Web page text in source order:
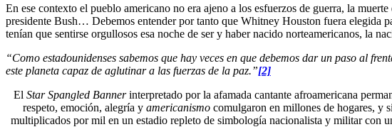
En ese contexto el pueblo americano no era ajeno a los esfuerzos de guerra, la
presidente Bush… Debemos entender por tanto que Whitney Houston fuera elegida
tenían que sentirse orgullosos esa noche de ser y haber nacido norteamericanos, la
“Como estadounidenses sabemos que hay veces en que debemos dar un paso al
este planeta capaz de aglutinar a las fuerzas de la paz.”[2]
El Star Spangled Bannerinterpretado por la afamada cantante afroamericana
respeto, emoción, alegría y americanismo comulgaron en millones de hogares, y
multiplicados por mil en un estadio repleto de simbología nacionalista y militar con